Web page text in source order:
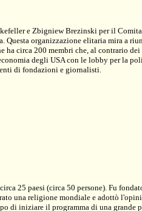
e Zbigniew Brezinski per il
Questa organizzazione elitaria mira
circa 200 membri che, al contrario
degli USA con le lobby per la
di fondazioni e giornalisti.
25 paesi (circa 50 persone). Fu
una religione mondiale e adottò
di iniziare il programma di una grande